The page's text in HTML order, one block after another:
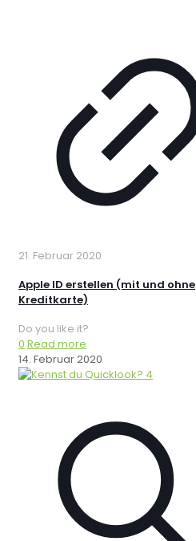
21. Februar 2020
Apple ID erstellen (mit und ohne
Kreditkarte)
Do you like it?
0 Read more
14. Februar 2020